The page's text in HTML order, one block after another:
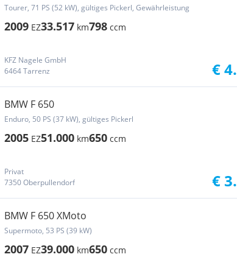
Tourer, 71 PS (52 kW), gültiges Pickerl, Gewährleistung
2009 EZ33.517 km798 ccm
KFZ Nagele GmbH
6464 Tarrenz
€
BMW F 650
Enduro, 50 PS (37 kW), gültiges Pickerl
2005 EZ51.000 km650 ccm
Privat
7350 Oberpullendorf
€
BMW F 650 XMoto
Supermoto, 53 PS (39 kW)
2007 EZ39.000 km650 ccm